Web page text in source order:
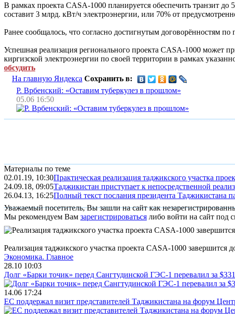
В рамках проекта CASA-1000 планируется обеспечить транзит
составит 3 млрд. кВт/ч электроэнергии, или 70% от
Ранее сообщалось, что согласно достигнутым договорённостям
Успешная реализация регионального проекта CASA-1000 может
киргизской электроэнергии по своей территории в рамках
обсудить
На главную Яндекса Сохранить в:
Р. Врбенский: «Оставим туберкулез в прошлом»
05.06 16:50
Материалы по теме
02.01.19, 10:30Практическая реализация таджикского участка
24.09.18, 09:05Таджикистан приступает к непосредственной
26.04.13, 16:25Полный текст послания президента Таджикистана
Уважаемый посетитель, Вы зашли на сайт как
Мы рекомендуем Вам зарегистрироваться либо войти на сайт под
Реализация таджикского участка проекта CASA-1000 завершится
Экономика. Главное
28.10 10:03
Долг «Барки точик» перед Сангтудинской ГЭС-1 перевалил за
14.06 17:24
ЕС поддержал визит представителей Таджикистана на форум